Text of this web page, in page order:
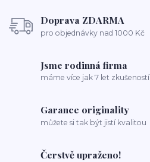
Doprava ZDARMA
pro objednávky nad 1000 Kč
Jsme rodinná firma
máme více jak 7 let zkušeností
Garance originality
můžete si tak být jistí kvalitou
Čerstvě upraženo!